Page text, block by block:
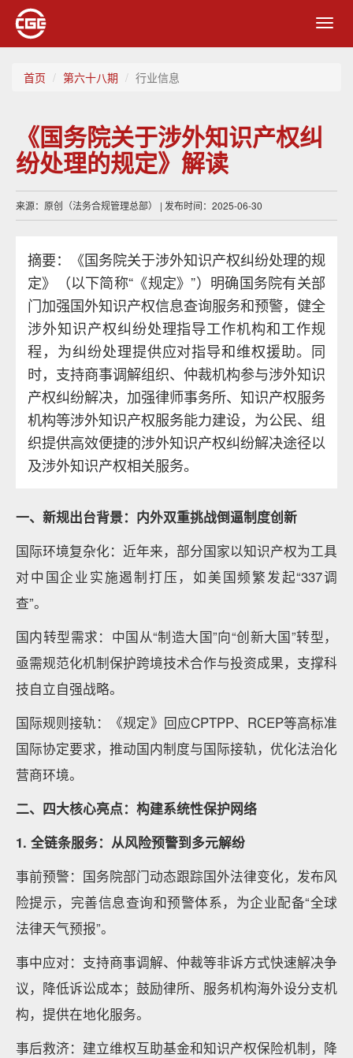
首页 第六十八期 行业信息
《国务院关于涉外知识产权纠
纷处理的规定》解读
来源：原创（法务合规管理总部） | 发布时间：2025-06-30
摘要：《国务院关于涉外知识产权纠纷处理的规
定》（以下简称“《规定》”）明确国务院有关部
门加强国外知识产权信息查询服务和预警，健全
涉外知识产权纠纷处理指导工作机构和工作规
程，为纠纷处理提供应对指导和维权援助。同
时，支持商事调解组织、仲裁机构参与涉外知识
产权纠纷解决，加强律师事务所、知识产权服务
机构等涉外知识产权服务能力建设，为公民、组
织提供高效便捷的涉外知识产权纠纷解决途径以
及涉外知识产权相关服务。
一、新规出台背景：内外双重挑战倒逼制度创新
国际环境复杂化：近年来，部分国家以知识产权为工具
对中国企业实施遏制打压，如美国频繁发起“337调
查”。
国内转型需求：中国从“制造大国”向“创新大国”转型，
亟需规范化机制保护跨境技术合作与投资成果，支撑科
技自立自强战略。
国际规则接轨：《规定》回应CPTPP、RCEP等高标准
国际协定要求，推动国内制度与国际接轨，优化法治化
营商环境。
二、四大核心亮点：构建系统性保护网络
1. 全链条服务：从风险预警到多元解纷
事前预警：国务院部门动态跟踪国外法律变化，发布风
险提示，完善信息查询和预警体系，为企业配备“全球
法律天气预报”。
事中应对：支持商事调解、仲裁等非诉方式快速解决争
议，降低诉讼成本；鼓励律所、服务机构海外设分支机
构，提供在地化服务。
事后救济：建立维权互助基金和知识产权保险机制，降